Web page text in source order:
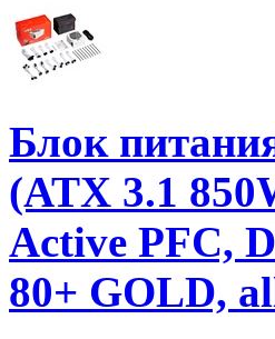
Блок
(ATX 3.1
Active PFC,
80+ GOLD,